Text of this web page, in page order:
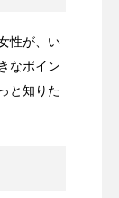
性が、い
なポイン
と知りた